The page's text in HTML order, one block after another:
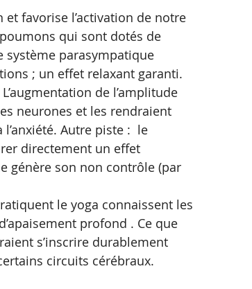
favorise l’activation de notre
qui sont dotés de
système parasympatique
; un effet relaxant garanti.
de l’amplitude
neurones et les rendraient
Autre piste :  le
directement un effet
génère son non contrôle (par
le yoga connaissent les
profond . Ce que
s’inscrire durablement
circuits cérébraux.